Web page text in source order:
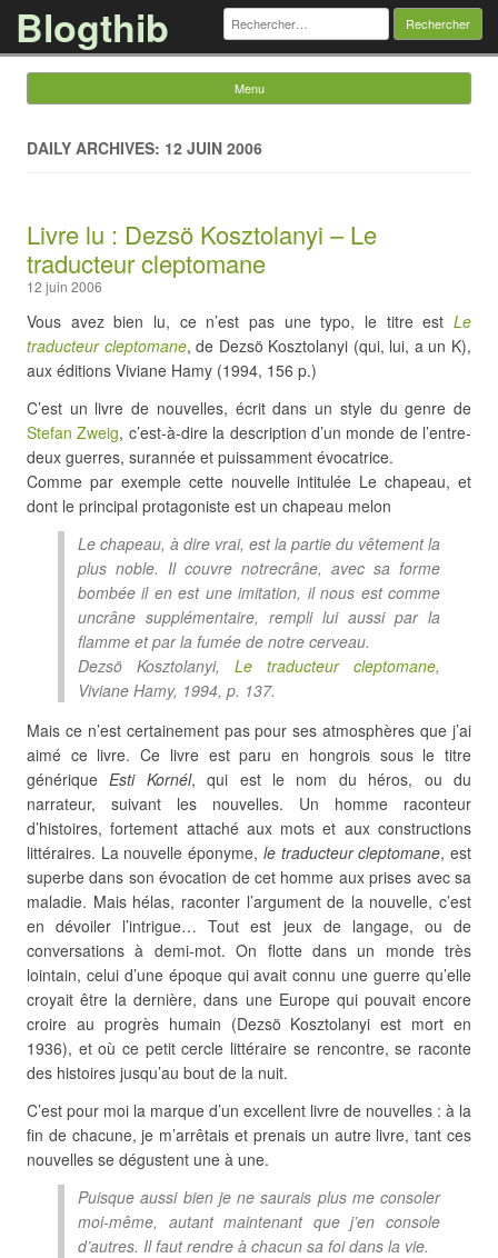
Blogthib Rechercher :
Menu
DAILY ARCHIVES: 12 JUIN 2006
Livre lu : Dezsö Kosztolanyi – Le
traducteur cleptomane
12 juin 2006
Vous avez bien lu, ce n’est pas une typo, le titre est Le
traducteur cleptomane, de Dezsö Kosztolanyi (qui, lui, a un K),
aux éditions Viviane Hamy (1994, 156 p.)
C’est un livre de nouvelles, écrit dans un style du genre de
Stefan Zweig, c’est-à-dire la description d’un monde de l’entre-
deux guerres, surannée et puissamment évocatrice.
Comme par exemple cette nouvelle intitulée Le chapeau, et
dont le principal protagoniste est un chapeau melon
Le chapeau, à dire vrai, est la partie du vêtement la
plus noble. Il couvre notrecrâne, avec sa forme
bombée il en est une imitation, il nous est comme
uncrâne supplémentaire, rempli lui aussi par la
flamme et par la fumée de notre cerveau.
Dezsö Kosztolanyi, Le traducteur cleptomane,
Viviane Hamy, 1994, p. 137.
Mais ce n’est certainement pas pour ses atmosphères que j’ai
aimé ce livre. Ce livre est paru en hongrois sous le titre
génériqueEsti Kornél, qui est le nom du héros, ou du
narrateur, suivant les nouvelles. Un homme raconteur
d’histoires, fortement attaché aux mots et aux constructions
littéraires. La nouvelle éponyme, le traducteur cleptomane, est
superbe dans son évocation de cet homme aux prises avec sa
maladie. Mais hélas, raconter l’argument de la nouvelle, c’est
en dévoiler l’intrigue… Tout est jeux de langage, ou de
conversations à demi-mot. On flotte dans un monde très
lointain, celui d’une époque qui avait connu une guerre qu’elle
croyait être la dernière, dans une Europe qui pouvait encore
croire au progrès humain (Dezsö Kosztolanyi est mort en
1936), et où ce petit cercle littéraire se rencontre, se raconte
des histoires jusqu’au bout de la nuit.
C’est pour moi la marque d’un excellent livre de nouvelles : à la
fin de chacune, je m’arrêtais et prenais un autre livre, tant ces
nouvelles se dégustent une à une.
Puisque aussi bien je ne saurais plus me consoler
moi-même, autant maintenant que j’en console
d’autres. Il faut rendre à chacun sa foi dans la vie.